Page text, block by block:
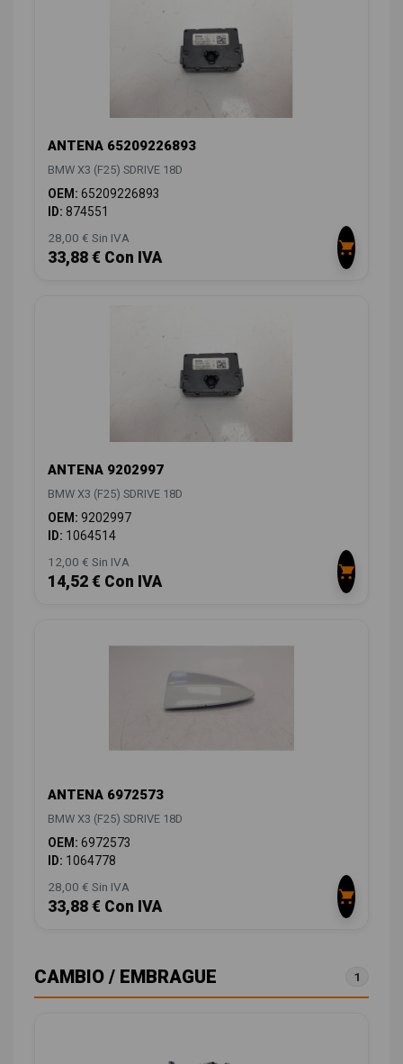
ANTENA 65209226893
BMW X3 (F25) SDRIVE 18D
OEM: 65209226893
ID: 874551
28,00 € Sin IVA
33,88 € Con IVA
ANTENA 9202997
BMW X3 (F25) SDRIVE 18D
OEM: 9202997
ID: 1064514
12,00 € Sin IVA
14,52 € Con IVA
ANTENA 6972573
BMW X3 (F25) SDRIVE 18D
OEM: 6972573
ID: 1064778
28,00 € Sin IVA
33,88 € Con IVA
CAMBIO / EMBRAGUE 1